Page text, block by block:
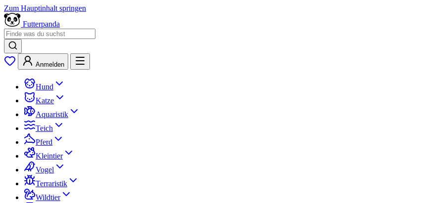
Zum Hauptinhalt springen
Futterpanda
Anmelden
Hund
Katze
Aquaristik
Teich
Pferd
Kleintier
Vogel
Terraristik
Wildtier